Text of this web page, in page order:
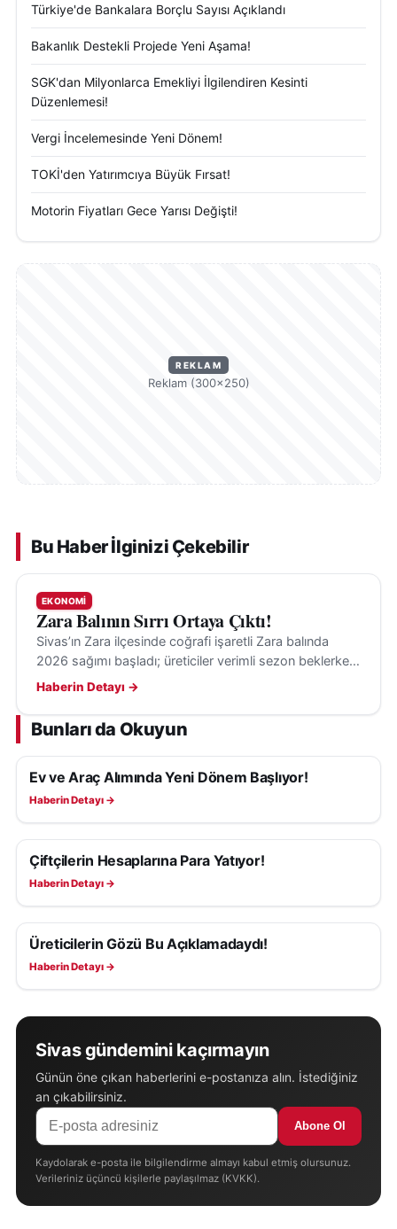
Türkiye'de Bankalara Borçlu Sayısı Açıklandı
Bakanlık Destekli Projede Yeni Aşama!
SGK'dan Milyonlarca Emekliyi İlgilendiren Kesinti
Düzenlemesi!
Vergi İncelemesinde Yeni Dönem!
TOKİ'den Yatırımcıya Büyük Fırsat!
Motorin Fiyatları Gece Yarısı Değişti!
REKLAM
Reklam (300×250)
Bu Haber İlginizi Çekebilir
EKONOMI
Zara Balının Sırrı Ortaya Çıktı!
Sivas’ın Zara ilçesinde coğrafi işaretli Zara balında
2026 sağımı başladı; üreticiler verimli sezon beklerken,
tescilli üretim için çağrı yapıldı.
Haberin Detayı →
Bunları da Okuyun
EKONOMI
Ev ve Araç Alımında Yeni Dönem Başlıyor!
Haberin Detayı →
EKONOMI
Çiftçilerin Hesaplarına Para Yatıyor!
Haberin Detayı →
EKONOMI
Üreticilerin Gözü Bu Açıklamadaydı!
Haberin Detayı →
Sivas gündemini kaçırmayın
Günün öne çıkan haberlerini e-postanıza alın. İstediğiniz
an çıkabilirsiniz.
Abone Ol
Kaydolarak e-posta ile bilgilendirme almayı kabul etmiş olursunuz.
Verileriniz üçüncü kişilerle paylaşılmaz (KVKK).